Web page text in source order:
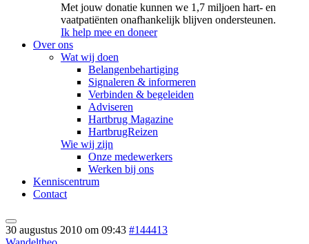
Met jouw donatie kunnen we 1,7 miljoen hart- en
vaatpatiënten onafhankelijk blijven ondersteunen.
Ik help mee en doneer
Over ons
Wat wij doen
Belangenbehartiging
Signaleren & informeren
Verbinden & begeleiden
Adviseren
Hartbrug Magazine
HartbrugReizen
Wie wij zijn
Onze medewerkers
Werken bij ons
Kenniscentrum
Contact
30 augustus 2010 om 09:43 #144413